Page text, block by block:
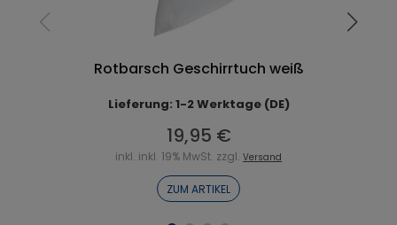
Rotbarsch Geschirrtuch weiß
Lieferung: 1-2 Werktage (DE)
19,95 €
inkl. inkl. 19% MwSt. zzgl.Versand
ZUM ARTIKEL